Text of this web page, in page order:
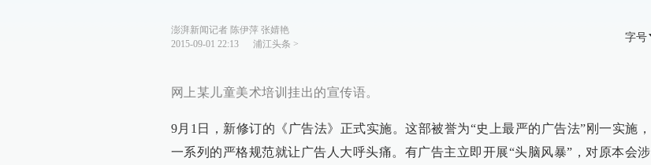
澎湃新闻记者 陈伊萍 张婧艳
2015-09-01 22:13
浦江头条 >
字号
网上某儿童美术培训挂出的宣传语。
9月1日，新修订的《广告法》正式实施。这部被誉为“史上最严的广告法”刚一实施，
一系列的严格规范就让广告人大呼头痛。有广告主立即开展“头脑风暴”，对原本会涉